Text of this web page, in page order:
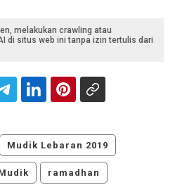
melakukan crawling atau
di situs web ini tanpa izin tertulis dari
Mudik Lebaran 2019
ramadhan